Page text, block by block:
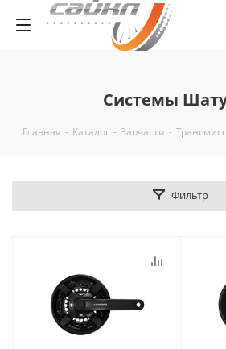
Системы
Главная - Каталог - Запчасти -
Фильтр